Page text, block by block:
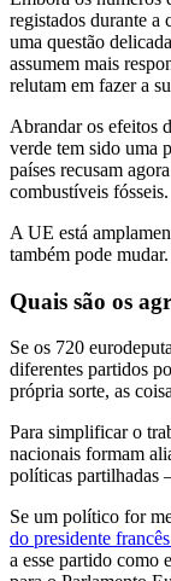
registados durante a
uma questão
assumem mais
relutam em fazer a
Abrandar os efeitos
verde tem sido uma
países recusam
combustíveis fósseis.
A UE está
também pode mudar.
Quais são os
Se os 720
diferentes partidos
própria sorte, as
Para simplificar o
nacionais formam
políticas partilhadas
Se um político for
do presidente
a esse partido como